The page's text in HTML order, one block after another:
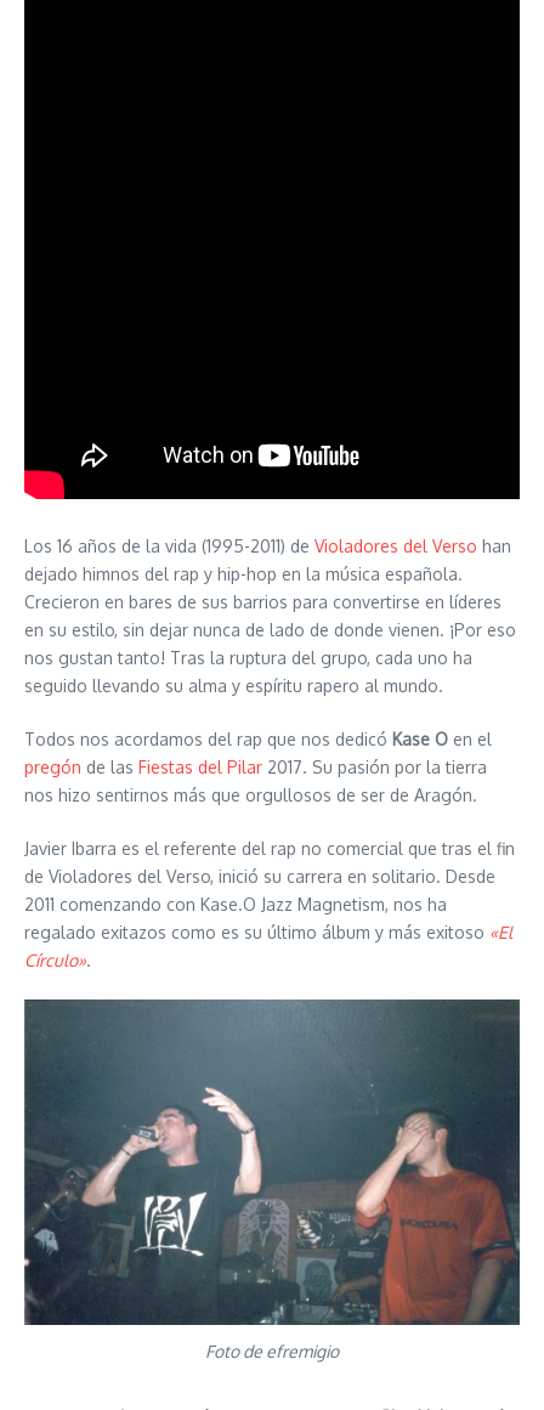
Los 16 años de la vida (1995-2011) de Violadores del Verso han
dejado himnos del rap y hip-hop en la música española.
Crecieron en bares de sus barrios para convertirse en líderes
en su estilo, sin dejar nunca de lado de donde vienen. ¡Por eso
nos gustan tanto! Tras la ruptura del grupo, cada uno ha
seguido llevando su alma y espíritu rapero al mundo.
Todos nos acordamos del rap que nos dedicó Kase O en el
pregón de las Fiestas del Pilar 2017. Su pasión por la tierra
nos hizo sentirnos más que orgullosos de ser de Aragón.
Javier Ibarra es el referente del rap no comercial que tras el fin
de Violadores del Verso, inició su carrera en solitario. Desde
2011 comenzando con Kase.O Jazz Magnetism, nos ha
regalado exitazos como es su último álbum y más exitoso «El
Círculo».
Foto de efremigio